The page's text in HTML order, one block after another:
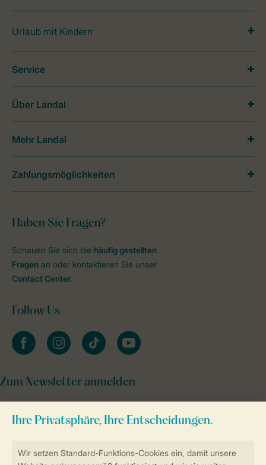
Urlaub mit Kindern
Haben Sie Fragen?
Schauen Sie sich die häufig gestellten
Fragen an oder kontaktieren Sie unser
Contact Center.
Follow Us
facebookinstagramtiktok youtube
Zum Newsletter anmelden
Service
Über Landal
Mehr Landal
Zahlungsmöglichkeiten